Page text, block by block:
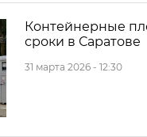
Контейнерные
сроки в Саратове
31 марта 2026 - 12:30